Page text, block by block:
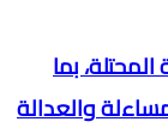
بما
والعدالة